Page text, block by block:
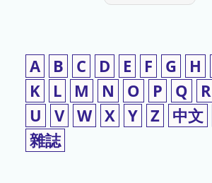
A B C D E F G H
K
L M N O P Q R
U
V W X Y Z 中文
雜誌